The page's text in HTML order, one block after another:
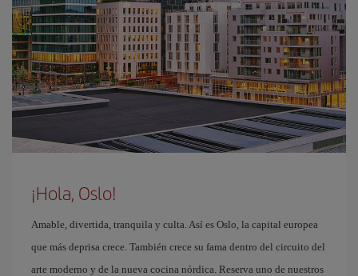
¡Hola, Oslo!
Amable, divertida, tranquila y culta. Así es Oslo, la capital europea
que más deprisa crece. También crece su fama dentro del circuito del
arte moderno y de la nueva cocina nórdica. Reserva uno de nuestros